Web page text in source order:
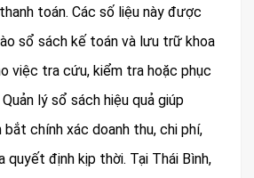
toán. Các số liệu này được
sổ sách kế toán và lưu trữ khoa
việc tra cứu, kiểm tra hoặc phục
lý sổ sách hiệu quả giúp
bắt chính xác doanh thu, chi phí,
quyết định kịp thời. Tại Thái Bình,